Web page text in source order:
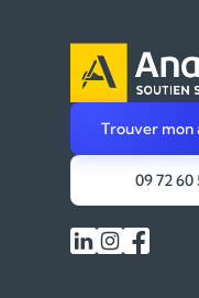
Trouver mon
09 72 60